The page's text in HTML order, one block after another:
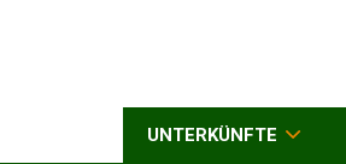
UNTERKÜNFTE